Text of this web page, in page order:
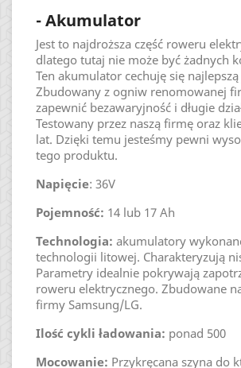
- Akumulator
Jest to najdroższa część roweru
dlatego tutaj nie może być żadnych
Ten akumulator cechuję się
Zbudowany z ogniw renomowanej
zapewnić bezawaryjność i długie
Testowany przez naszą firmę oraz
lat. Dzięki temu jesteśmy pewni
tego produktu.
Napięcie: 36V
Pojemność: 14 lub 17 Ah
Technologia: akumulatory
technologii litowej. Charakteryzują
Parametry idealnie pokrywają
roweru elektrycznego. Zbudowane
firmy Samsung/LG.
Ilość cykli ładowania: ponad 500
Mocowanie: Przykręcana szyna do